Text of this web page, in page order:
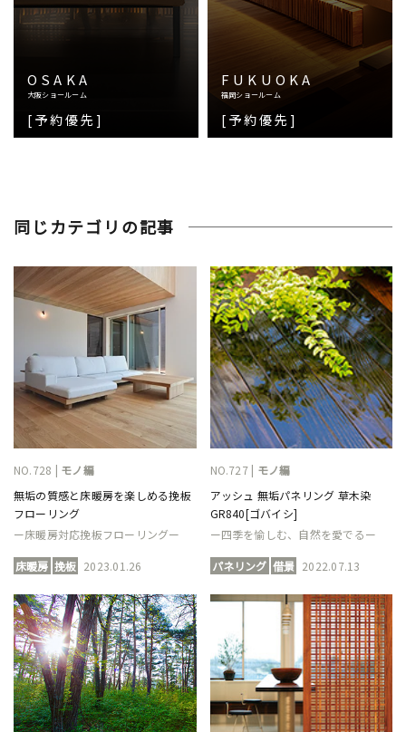
OSAKA
大阪ショールーム
[予約優先]
FUKUOKA
福岡ショールーム
[予約優先]
同じカテゴリの記事
NO.728 | モノ編
無垢の質感と床暖房を楽しめる挽板
フローリング
ー床暖房対応挽板フローリングー
床暖房 挽板 2023.01.26
NO.727 | モノ編
アッシュ 無垢パネリング 草木染
GR840[ゴバイシ]
ー四季を愉しむ、自然を愛でるー
パネリング 借景 2022.07.13